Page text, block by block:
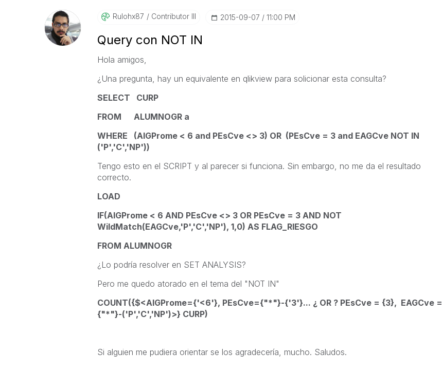
Rulohx87 Contributor III ‎2015-09-07 11:00 PM
Query con NOT IN
Hola amigos,
¿Una pregunta, hay un equivalente en qlikview para solicionar esta consulta?
SELECT CURP
FROM ALUMNOGR a
WHERE (AlGProme < 6 and PEsCve <> 3) OR (PEsCve = 3 and EAGCve NOT IN
('P','C','NP'))
Tengo esto en el SCRIPT y al parecer si funciona. Sin embargo, no me da el resultado
correcto.
LOAD
IF(AlGProme < 6 AND PEsCve <> 3 OR PEsCve = 3 AND NOT
WildMatch(EAGCve,'P','C','NP'), 1,0) AS FLAG_RIESGO
FROM ALUMNOGR
¿Lo podría resolver en SET ANALYSIS?
Pero me quedo atorado en el tema del "NOT IN"
COUNT({$<AlGProme={'<6'}, PEsCve={"*"}-{'3'}... ¿ OR ? PEsCve = {3}, EAGCve =
{"*"}-('P','C','NP')>} CURP)
Si alguien me pudiera orientar se los agradecería, mucho. Saludos.